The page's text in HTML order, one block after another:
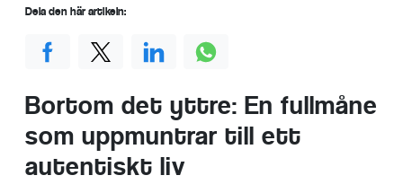
Bortom det yttre: En fullmåne
som uppmuntrar till ett
autentiskt liv
Dela den här artikeln: